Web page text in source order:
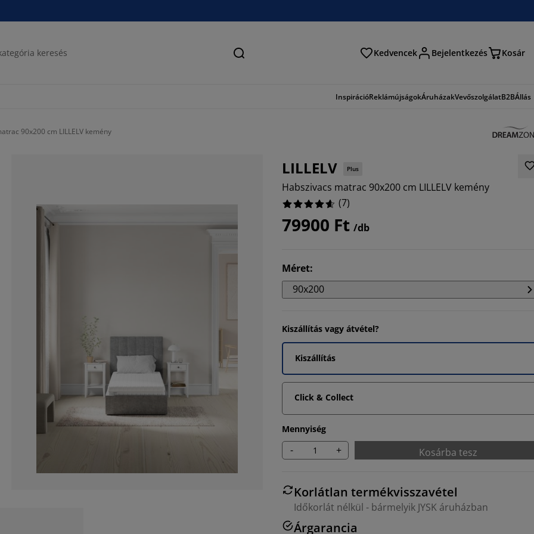
Keresés Kedvencek Bejelentkezés Kosár
InspirációReklámújságokÁruházakVevőszolgálatB2BÁllás
90x200 cm LILLELV kemény
LILLELV Plus
Habszivacs matrac 90x200 cm LILLELV kemény
(7)
79900 Ft /db
Méret:
90x200
Kiszállítás vagy átvétel?
Kiszállítás
Click & Collect
Mennyiség
- + Kosárba tesz
Korlátlan termékvisszavétel
Időkorlát nélkül - bármelyik JYSK áruházban
Árgarancia
14.285714285714285%